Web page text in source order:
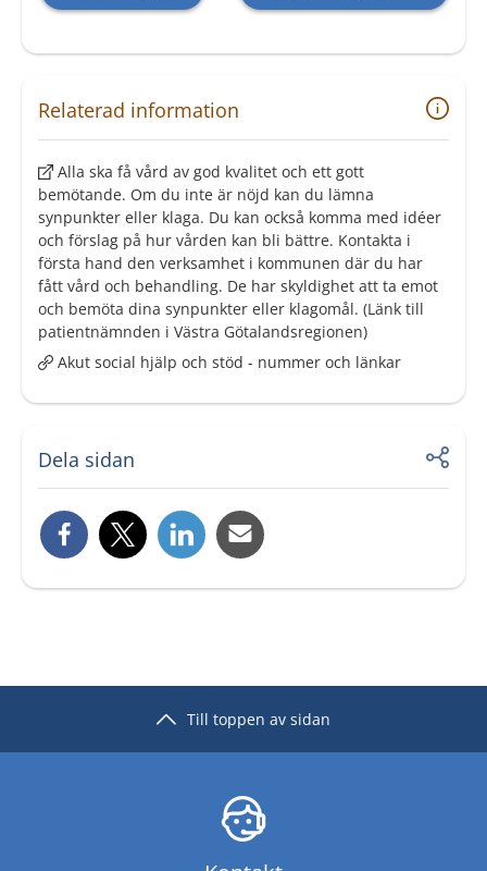
Relaterad information
Alla ska få vård av god kvalitet och ett gott
bemötande. Om du inte är nöjd kan du lämna
synpunkter eller klaga. Du kan också komma med idéer
och förslag på hur vården kan bli bättre. Kontakta i
första hand den verksamhet i kommunen där du har
fått vård och behandling. De har skyldighet att ta emot
och bemöta dina synpunkter eller klagomål. (Länk till
patientnämnden i Västra Götalandsregionen)
Akut social hjälp och stöd - nummer och länkar
Dela sidan
Till toppen av sidan